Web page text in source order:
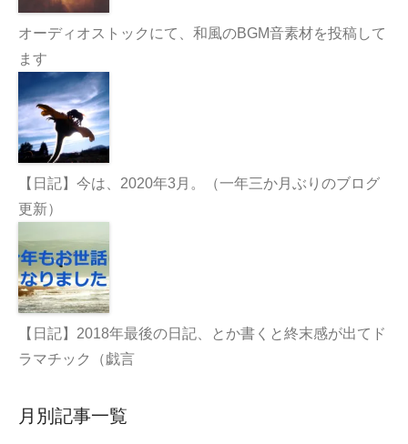
オーディオストックにて、和風のBGM音素材を投稿して
ます
【日記】今は、2020年3月。（一年三か月ぶりのブログ
更新）
【日記】2018年最後の日記、とか書くと終末感が出てド
ラマチック（戯言
月別記事一覧